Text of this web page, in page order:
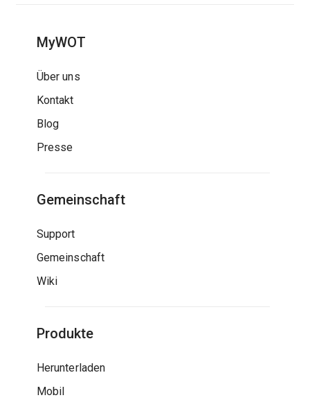
MyWOT
Über uns
Kontakt
Blog
Presse
Gemeinschaft
Support
Gemeinschaft
Wiki
Produkte
Herunterladen
Mobil